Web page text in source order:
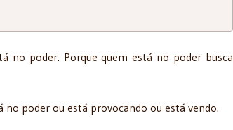
no poder. Porque quem está no poder busca
no poder ou está provocando ou está vendo.